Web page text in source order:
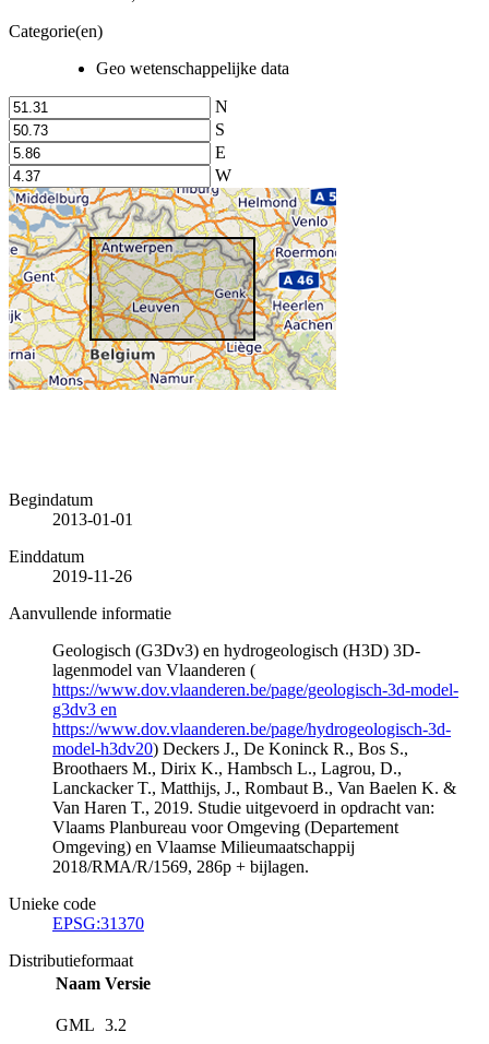
Categorie(en)
Geo wetenschappelijke data
N
S
E
W
Begindatum
2013-01-01
Einddatum
2019-11-26
Aanvullende informatie
Geologisch (G3Dv3) en hydrogeologisch (H3D) 3D-
lagenmodel van Vlaanderen (
https://www.dov.vlaanderen.be/page/geologisch-3d-model-
g3dv3 en
https://www.dov.vlaanderen.be/page/hydrogeologisch-3d-
model-h3dv20) Deckers J., De Koninck R., Bos S.,
Broothaers M., Dirix K., Hambsch L., Lagrou, D.,
Lanckacker T., Matthijs, J., Rombaut B., Van Baelen K. &
Van Haren T., 2019. Studie uitgevoerd in opdracht van:
Vlaams Planbureau voor Omgeving (Departement
Omgeving) en Vlaamse Milieumaatschappij
2018/RMA/R/1569, 286p + bijlagen.
Unieke code
EPSG:31370
Distributieformaat
Naam Versie
GML 3.2